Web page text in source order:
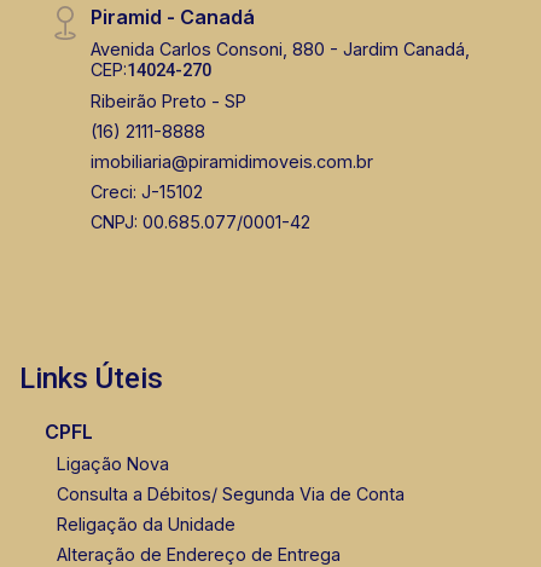
Piramid - Canadá
Avenida Carlos Consoni, 880 - Jardim Canadá,
CEP:14024-270
Ribeirão Preto - SP
(16) 2111-8888
imobiliaria@piramidimoveis.com.br
Creci: J-15102
CNPJ: 00.685.077/0001-42
Links Úteis
CPFL
Ligação Nova
Consulta a Débitos/ Segunda Via de Conta
Religação da Unidade
Alteração de Endereço de Entrega